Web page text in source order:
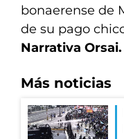
bonaerense de
de su pago
Narrativa Orsai.
Más noticias